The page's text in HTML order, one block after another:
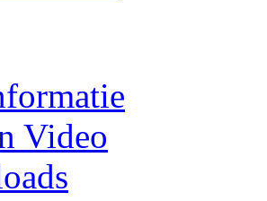
Video